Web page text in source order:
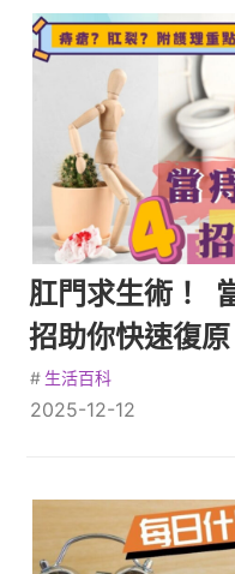
肛門求生術！
招助你快速復原
# 生活百科
2025-12-12